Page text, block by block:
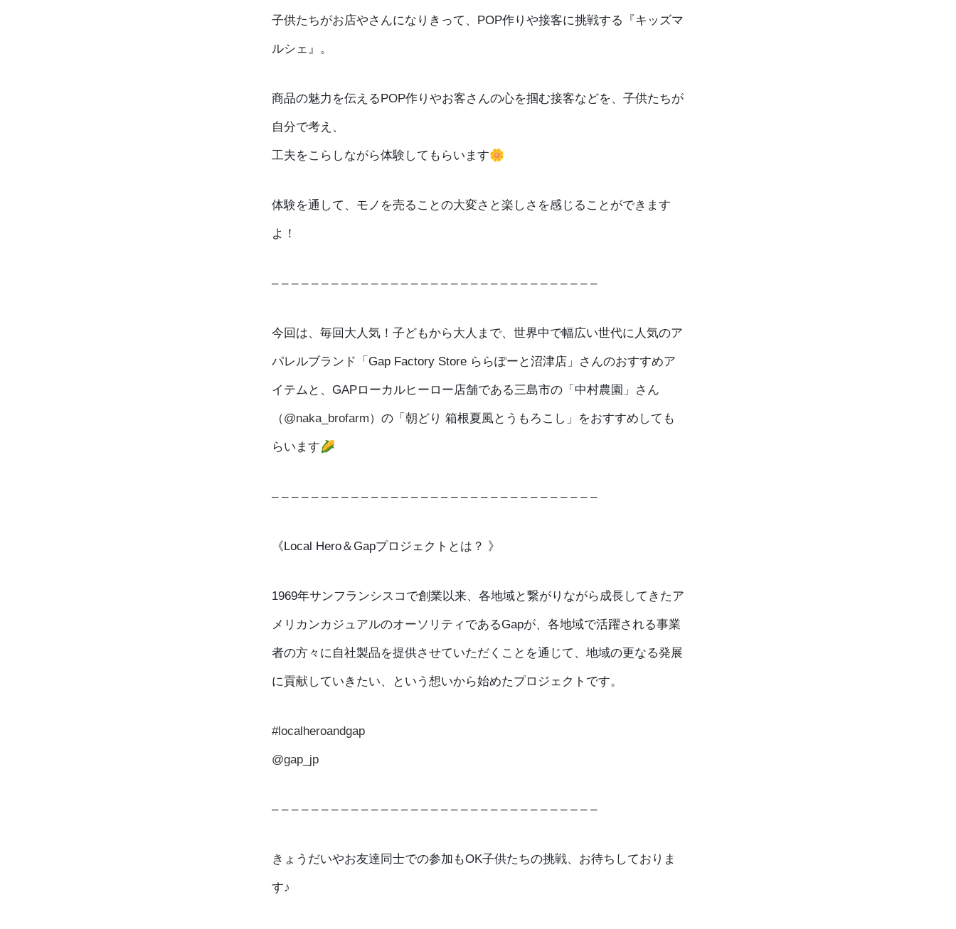
子供たちがお店やさんになりきって、POP作りや接客に挑戦する『キッズマ
ルシェ』。
商品の魅力を伝えるPOP作りやお客さんの心を掴む接客などを、⁡子供たちが
自分で考え、
工夫をこらしながら体験してもらいます🌼
体験を通して、モノを売ることの大変さと楽しさを感じることができます
よ！
– – – – – – – – – – – – – – – – – – – – – – – – – – – – – – – – –
今回は、毎回大人気！子どもから大人まで、世界中で幅広い世代に人気のア
パレルブランド「Gap Factory Store ららぽーと沼津店」さんのおすすめア
イテムと、GAPローカルヒーロー店舗である三島市の「中村農園」さん
（@naka_brofarm）の「朝どり 箱根夏風とうもろこし」をおすすめしても
らいます🌽
– – – – – – – – – – – – – – – – – – – – – – – – – – – – – – – – –
《Local Hero＆Gapプロジェクトとは？ 》
1969年サンフランシスコで創業以来、各地域と繋がりながら成長してきたア
メリカンカジュアルのオーソリティであるGapが、各地域で活躍される事業
者の方々に自社製品を提供させていただくことを通じて、地域の更なる発展
に貢献していきたい、という想いから始めたプロジェクトです。
#localheroandgap
@gap_jp
– – – – – – – – – – – – – – – – – – – – – – – – – – – – – – – – –
きょうだいやお友達同士での参加もOK子供たちの挑戦、お待ちしておりま
す♪